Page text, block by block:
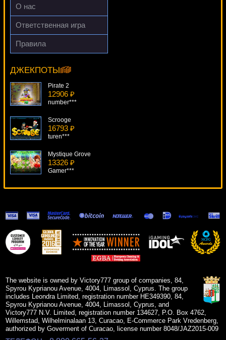
verkhovod***
О нас
Ответственная игра
Правила
ДЖЕКПОТЫ
Dino Might
Serg***
Pirate 2
12906 ₽
number***
Scrooge
16793 ₽
turen***
Mystique Grove
13326 ₽
Gamer***
Beetle Mania
11875 ₽
Egoistik***
Crazy Vegas
The website is owned by Victory777 group of companies, 84,
Spyrou Kyprianou Avenue, 4004, Limassol, Cyprus. The group
includes Leondra Limited, registration number HE349390, 84,
Spyrou Kyprianou Avenue, 4004, Limassol, Cyprus, and
Victory777 N.V. Limited, registration number 134627, P.O. Box 4762,
Willemstad, Wilhelminalaan 13, Curacao, E-Commerce Park Vredenberg,
authorized by Goverment of Curacao, license number 8048/JAZ2015-009